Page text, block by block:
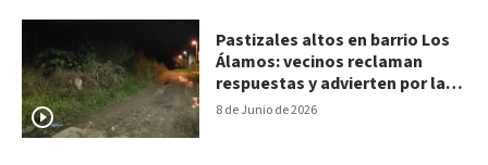
8 de Junio de 2026
Pastizales altos en barrio Los
Álamos: vecinos reclaman
respuestas y advierten por la
inseguridad